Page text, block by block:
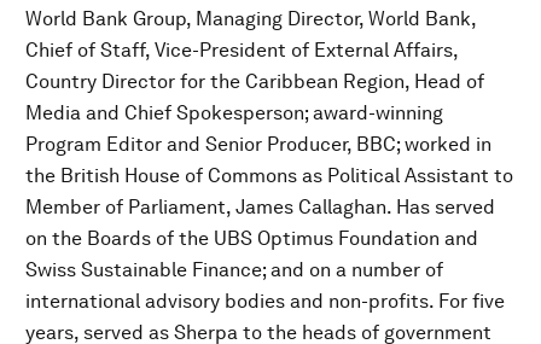
World Bank Group, Managing Director, World Bank,
Chief of Staff, Vice-President of External Affairs,
Country Director for the Caribbean Region, Head of
Media and Chief Spokesperson; award-winning
Program Editor and Senior Producer, BBC; worked in
the British House of Commons as Political Assistant to
Member of Parliament, James Callaghan. Has served
on the Boards of the UBS Optimus Foundation and
Swiss Sustainable Finance; and on a number of
international advisory bodies and non-profits. For five
years, served as Sherpa to the heads of government